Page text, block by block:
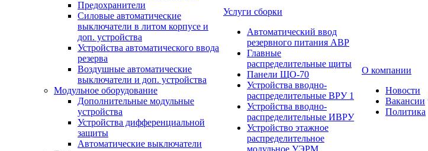
Предохранители
Силовые автоматические
выключатели в литом корпусе и
доп. устройства
Устройства автоматического ввода
резерва
Воздушные автоматические
выключатели и доп. устройства
Модульное оборудование
Дополнительные модульные
устройства
Устройства дифференциальной
защиты
Автоматические выключатели
Услуги сборки
Автоматический ввод
резервного питания АВР
Главные
распределительные щиты
Панели ЩО-70
Устройства вводно-
распределительные ВРУ 1
Устройства вводно-
распределительные ИВРУ
Устройство этажное
распределительное
модульное УЭРМ
О компании
Новости
Вакансии
Политика